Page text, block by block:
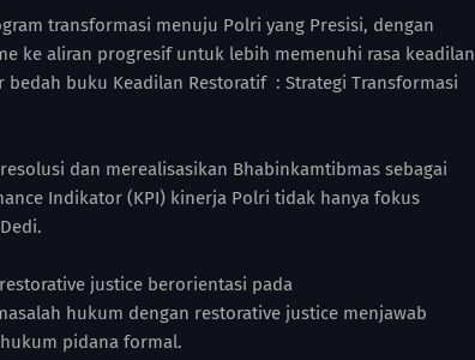
transformasi menuju Polri yang Presisi, dengan
ke aliran progresif untuk lebih memenuhi rasa keadilan
bedah buku Keadilan Restoratif : Strategi Transformasi
dan merealisasikan Bhabinkamtibmas sebagai
Indikator (KPI) kinerja Polri tidak hanya fokus
justice berorientasi pada
hukum dengan restorative justice menjawab
pidana formal.